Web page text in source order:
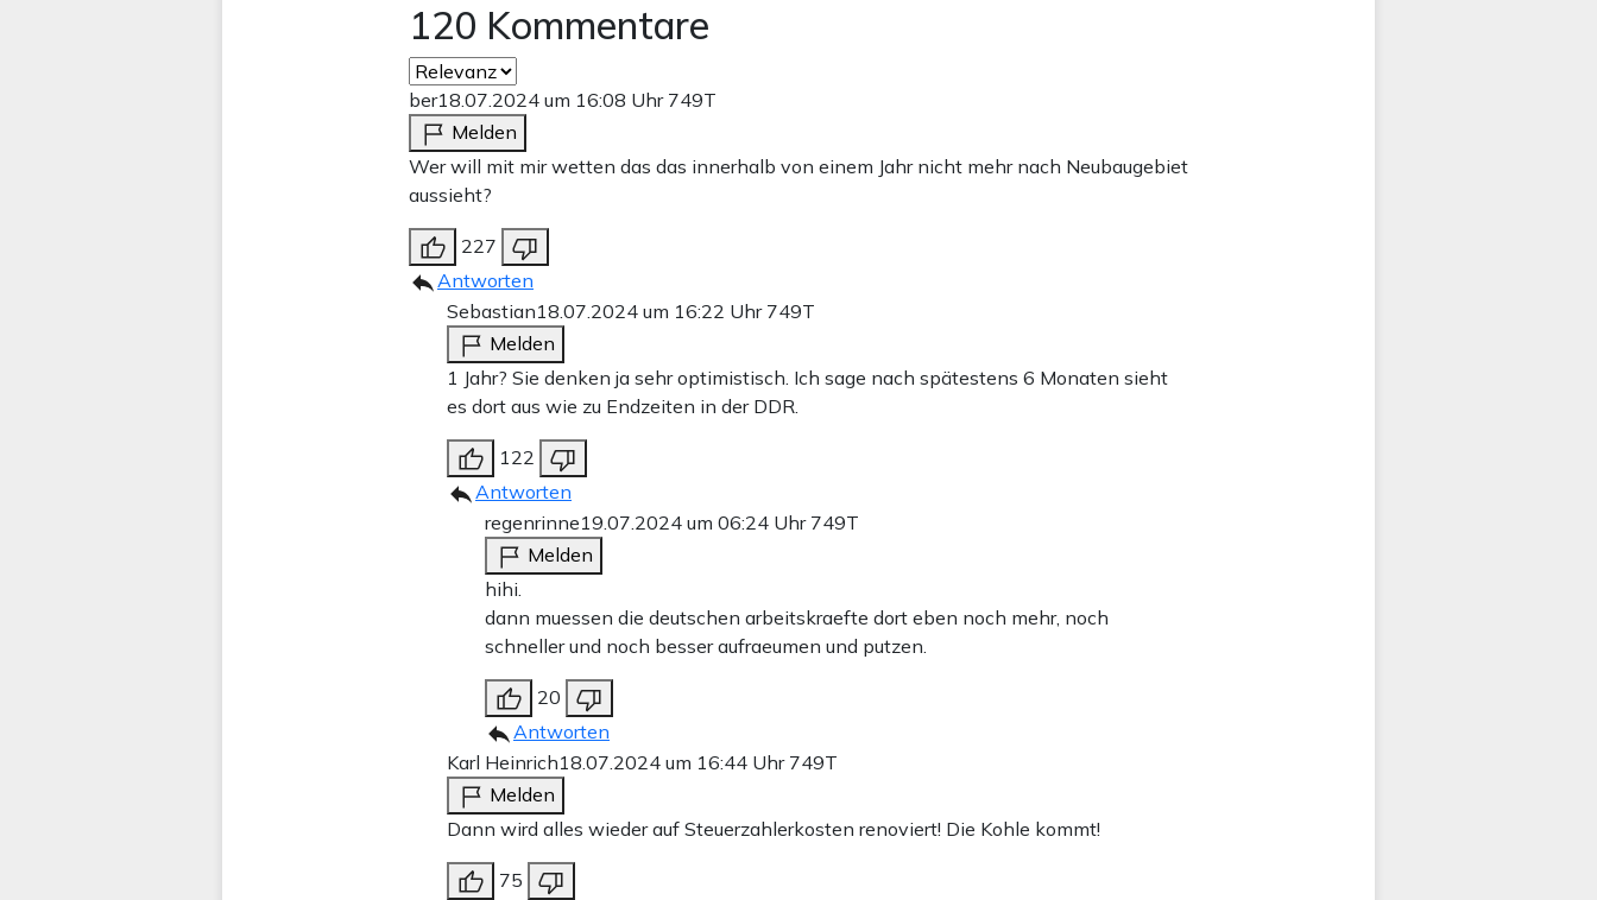
120 Kommentare
ber18.07.2024 um 16:08 Uhr 749T
Melden
Wer will mit mir wetten das das innerhalb von einem Jahr nicht mehr nach Neubaugebiet
aussieht?
227
Antworten
Sebastian18.07.2024 um 16:22 Uhr 749T
Melden
1 Jahr? Sie denken ja sehr optimistisch. Ich sage nach spätestens 6 Monaten sieht
es dort aus wie zu Endzeiten in der DDR.
122
Antworten
regenrinne19.07.2024 um 06:24 Uhr 749T
Melden
hihi.
dann muessen die deutschen arbeitskraefte dort eben noch mehr, noch
schneller und noch besser aufraeumen und putzen.
20
Antworten
Karl Heinrich18.07.2024 um 16:44 Uhr 749T
Melden
Dann wird alles wieder auf Steuerzahlerkosten renoviert! Die Kohle kommt!
75